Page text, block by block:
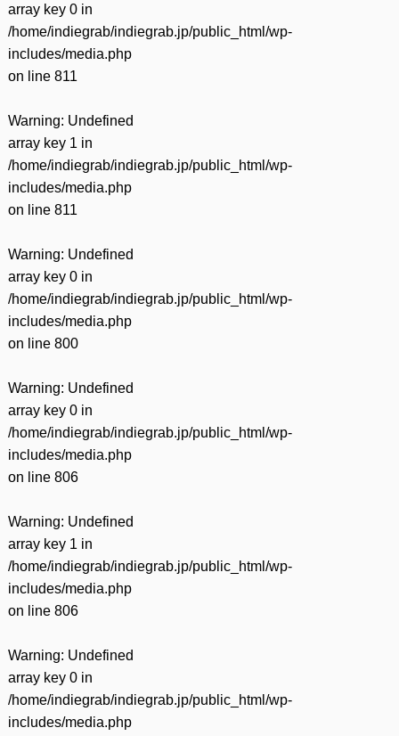
array key 0 in
/home/indiegrab/indiegrab.jp/public_html/wp-
includes/media.php
on line 811
Warning: Undefined
array key 1 in
/home/indiegrab/indiegrab.jp/public_html/wp-
includes/media.php
on line 811
Warning: Undefined
array key 0 in
/home/indiegrab/indiegrab.jp/public_html/wp-
includes/media.php
on line 800
Warning: Undefined
array key 0 in
/home/indiegrab/indiegrab.jp/public_html/wp-
includes/media.php
on line 806
Warning: Undefined
array key 1 in
/home/indiegrab/indiegrab.jp/public_html/wp-
includes/media.php
on line 806
Warning: Undefined
array key 0 in
/home/indiegrab/indiegrab.jp/public_html/wp-
includes/media.php